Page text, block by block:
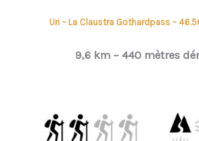
Uri – La Claustra Gothardpass –
9,6 km – 440 mètres